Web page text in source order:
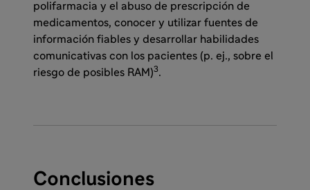
polifarmacia y el abuso de prescripción de
medicamentos, conocer y utilizar fuentes de
información fiables y desarrollar habilidades
comunicativas con los pacientes (p. ej., sobre el
riesgo de posibles RAM)3.
Conclusiones